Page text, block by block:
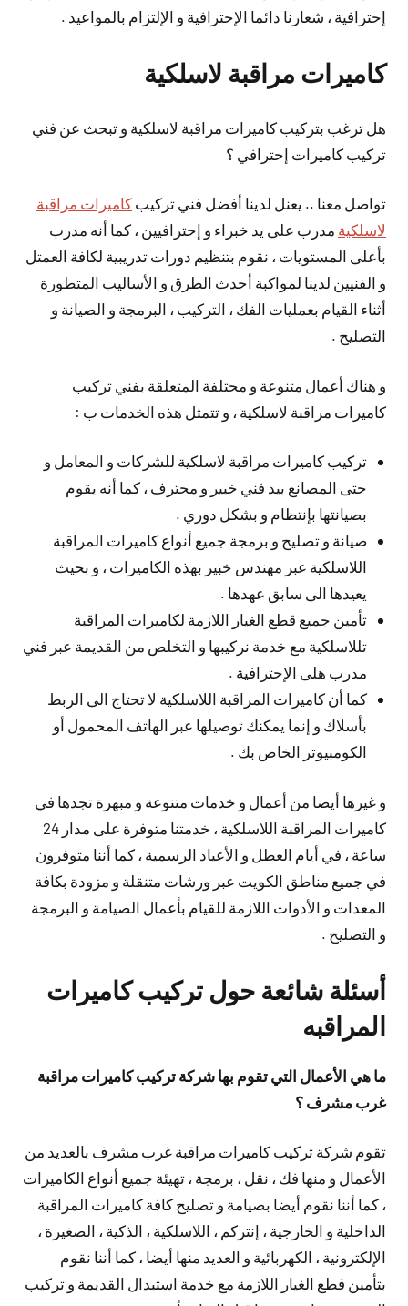
إحترافية ، شعارنا دائما الإحترافية و الإلتزام بالمواعيد .
كاميرات مراقبة لاسلكية
هل ترغب بتركيب كاميرات مراقبة لاسلكية و تبحث عن فني
تركيب كاميرات إحترافي ؟
تواصل معنا .. يعنل لدينا أفضل فني تركيب كاميرات مراقبة
لاسلكية مدرب على يد خبراء و إحترافيين ، كما أنه مدرب
بأعلى المستويات ، نقوم بتنظيم دورات تدريبية لكافة العمتل
و الفنيين لدينا لمواكبة أحدث الطرق و الأساليب المتطورة
أثناء القيام بعمليات الفك ، التركيب ، البرمجة و الصيانة و
التصليح .
و هناك أعمال متنوعة و محتلفة المتعلقة بفني تركيب
كاميرات مراقبة لاسلكية ، و تتمثل هذه الخدمات ب :
تركيب كاميرات مراقبة لاسلكية للشركات و المعامل و
حتى المصانع بيد فني خبير و محترف ، كما أنه يقوم
بصيانتها بإنتظام و بشكل دوري .
صيانة و تصليح و برمجة جميع أنواع كاميرات المراقبة
اللاسلكية عبر مهندس خبير بهذه الكاميرات ، و بحيث
يعيدها الى سابق عهدها .
تأمين جميع قطع الغيار اللازمة لكاميرات المراقبة
تللاسلكية مع خدمة نركيبها و التخلص من القديمة عبر فني
مدرب هلى الإحترافية .
كما أن كاميرات المراقبة اللاسلكية لا تحتاج الى الربط
بأسلاك و إنما يمكنك توصيلها عبر الهاتف المحمول أو
الكومبيوتر الخاص بك .
و غيرها أيضا من أعمال و خدمات متنوعة و مبهرة تجدها في
كاميرات المراقبة اللاسلكية ، خدمتنا متوفرة على مدار 24
ساعة ، في أيام العطل و الأعياد الرسمية ، كما أننا متوفرون
في جميع مناطق الكويت عبر ورشات متنقلة و مزودة بكافة
المعدات و الأدوات اللازمة للقيام بأعمال الصيامة و البرمجة
و التصليح .
أسئلة شائعة حول تركيب كاميرات
المراقبه
ما هي الأعمال التي تقوم بها شركة تركيب كاميرات مراقبة
غرب مشرف ؟
تقوم شركة تركيب كاميرات مراقبة غرب مشرف بالعديد من
الأعمال و منها فك ، نقل ، برمجة ، تهيئة جميع أنواع الكاميرات
، كما أننا نقوم أيضا بصيامة و تصليح كافة كاميرات المراقبة
الداخلية و الخارجية ، إنتركم ، اللاسلكية ، الذكية ، الصغيرة ،
الإلكترونية ، الكهربائية و العديد منها أيضا ، كما أننا نقوم
بتأمين قطع الغيار اللازمة مع خدمة استبدال القديمة و تركيب